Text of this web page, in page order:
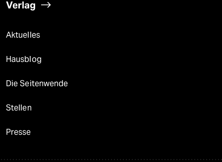
Verlag
Aktuelles
Hausblog
Die Seitenwende
Stellen
Presse